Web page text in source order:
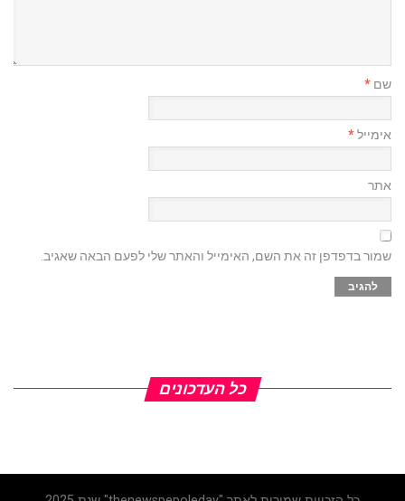
שם *
אימייל*
אתר
שמור בדפדפן זה את השם, האימייל והאתר שלי לפעם הבאה שאגיב.
כל העדכונים